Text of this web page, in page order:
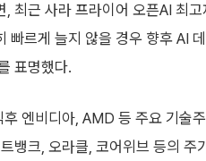
, 최근 사라 프라이어 오픈AI 최
빠르게 늘지 않을 경우 향후 AI
표명했다.
엔비디아, AMD 등 주요 기술
뱅크, 오라클, 코어위브 등의 주